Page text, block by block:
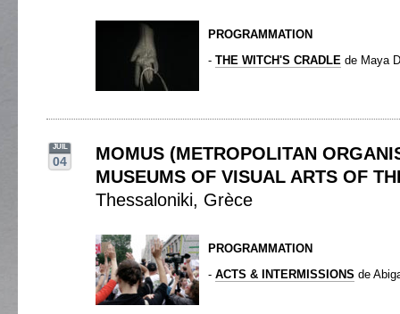
PROGRAMMATION
- THE WITCH'S CRADLE de Maya
JUIL
04
MOMUS (METROPOLITAN
MUSEUMS OF VISUAL ARTS OF
Thessaloniki, Grèce
PROGRAMMATION
- ACTS & INTERMISSIONS de